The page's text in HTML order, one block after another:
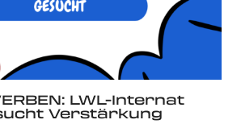
LWL-Internat
Verstärkung